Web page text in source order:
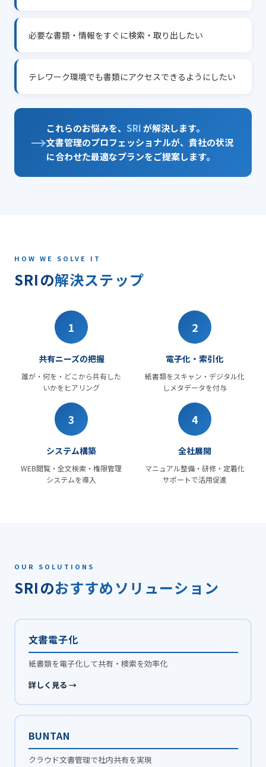
必要な書類・情報をすぐに検索・取り出したい
テレワーク環境でも書類にアクセスできるようにしたい
→
これらのお悩みを、 SRIが解決します。
文書管理のプロフェッショナルが、貴社の状況
に合わせた最適なプランをご提案します。
HOW WE SOLVE IT
SRIの解決ステップ
1
共有ニーズの把握
誰が・何を・どこから共有した
いかをヒアリング
2
電子化・索引化
紙書類をスキャン・デジタル化
しメタデータを付与
3
システム構築
WEB閲覧・全文検索・権限管理
システムを導入
4
全社展開
マニュアル整備・研修・定着化
サポートで活用促進
OUR SOLUTIONS
SRIのおすすめソリューション
文書電子化
紙書類を電子化して共有・検索を効率化
詳しく見る →
BUNTAN
クラウド文書管理で社内共有を実現